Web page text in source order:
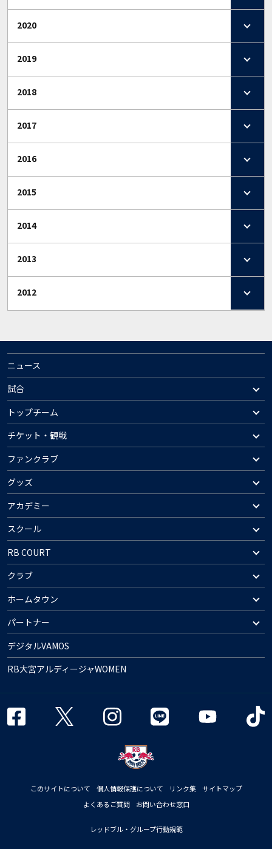
2020
2019
2018
2017
2016
2015
2014
2013
2012
ニュース
試合
トップチーム
チケット・観戦
ファンクラブ
グッズ
アカデミー
スクール
RB COURT
クラブ
ホームタウン
パートナー
デジタルVAMOS
RB大宮アルディージャWOMEN
このサイトについて 個人情報保護について リンク集
サイトマップ
よくあるご質問
お問い合わせ窓口
レッドブル・グループ行動規範